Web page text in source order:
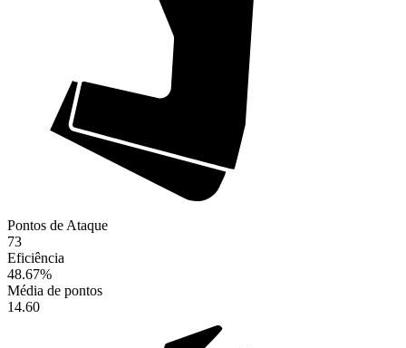
Pontos de Ataque
73
Eficiência
48.67%
Média de pontos
14.60